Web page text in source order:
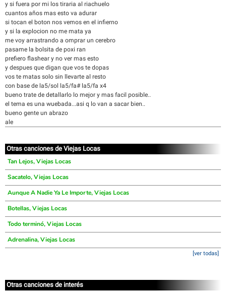
y si fuera por mi los tiraria al riachuelo
cuantos años mas esto va adurar
si tocan el boton nos vemos en el infierno
y si la explocion no me mata ya
me voy arrastrando a omprar un cerebro
pasame la bolsita de poxi ran
prefiero flashear y no ver mas esto
y despues que digan que vos te dopas
vos te matas solo sin llevarte al resto
con base de la5/sol la5/fa# la5/fa x4
bueno trate de detallarlo lo mejor y mas facil posible..
el tema es una wuebada...asi q lo van a sacar bien..
bueno gente un abrazo
ale
Otras canciones de Viejas Locas
Tan Lejos, Viejas Locas
Sacatelo, Viejas Locas
Aunque A Nadie Ya Le Importe, Viejas Locas
Botellas, Viejas Locas
Todo terminó, Viejas Locas
Adrenalina, Viejas Locas
[ver todas]
Otras canciones de interés